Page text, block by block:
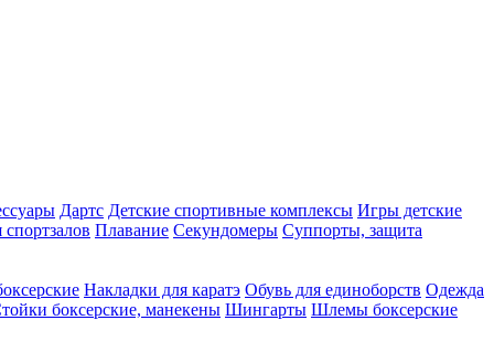
Дартс Детские спортивные комплексы Игры детские
Плавание Секундомеры Суппорты, защита
Накладки для каратэ Обувь для единоборств Одежда
боксерские, манекены Шингарты Шлемы боксерские